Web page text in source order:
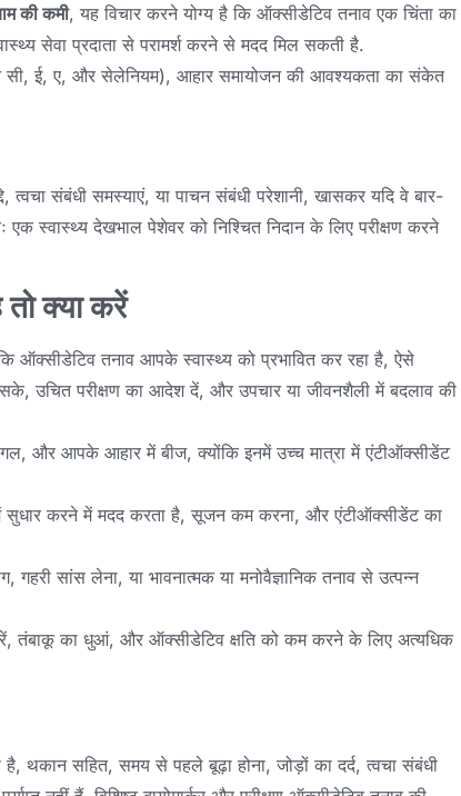
की कमी, यह विचार करने योग्य है कि ऑक्सीडेटिव तनाव एक चिंता का
सेवा प्रदाता से परामर्श करने से मदद मिल सकती है.
सी, ई, ए, और सेलेनियम), आहार समायोजन की आवश्यकता का संकेत
त्वचा संबंधी समस्याएं, या पाचन संबंधी परेशानी, खासकर यदि वे बार-
स्वास्थ्य देखभाल पेशेवर को निश्चित निदान के लिए परीक्षण करने
क्या करें
ऑक्सीडेटिव तनाव आपके स्वास्थ्य को प्रभावित कर रहा है, ऐसे
उचित परीक्षण का आदेश दें, और उपचार या जीवनशैली में बदलाव की
और आपके आहार में बीज, क्योंकि इनमें उच्च मात्रा में एंटीऑक्सीडेंट
में सुधार करने में मदद करता है, सूजन कम करना, और एंटीऑक्सीडेंट का
सांस लेना, या भावनात्मक या मनोवैज्ञानिक तनाव से उत्पन्न
तंबाकू का धुआं, और ऑक्सीडेटिव क्षति को कम करने के लिए अत्यधिक
थकान सहित, समय से पहले बूढ़ा होना, जोड़ों का दर्द, त्वचा संबंधी